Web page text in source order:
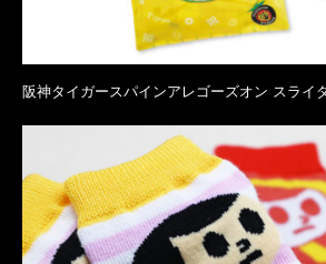
阪神タイガースパインアレゴーズオン スライ